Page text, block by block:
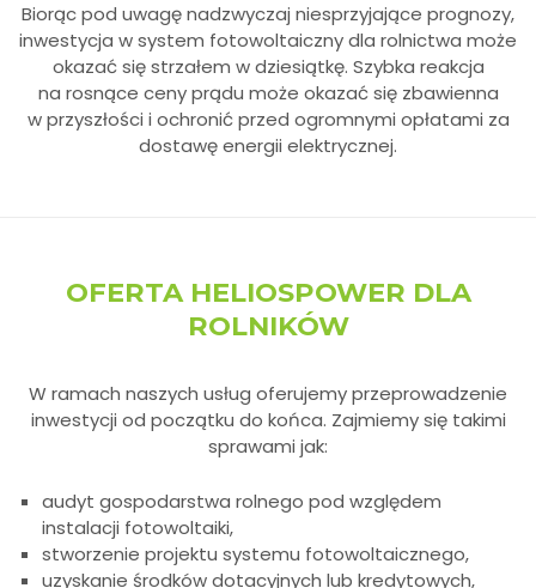
Biorąc pod uwagę nadzwyczaj niesprzyjające prognozy,
inwestycja w system fotowoltaiczny dla rolnictwa może
okazać się strzałem w dziesiątkę. Szybka reakcja
na rosnące ceny prądu może okazać się zbawienna
w przyszłości i ochronić przed ogromnymi opłatami za
dostawę energii elektrycznej.
OFERTA HELIOSPOWER DLA
ROLNIKÓW
W ramach naszych usług oferujemy przeprowadzenie
inwestycji od początku do końca. Zajmiemy się takimi
sprawami jak:
audyt gospodarstwa rolnego pod względem
instalacji fotowoltaiki,
stworzenie projektu systemu fotowoltaicznego,
uzyskanie środków dotacyjnych lub kredytowych,